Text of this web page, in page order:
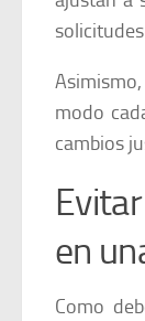
modo
cambios
en
Como